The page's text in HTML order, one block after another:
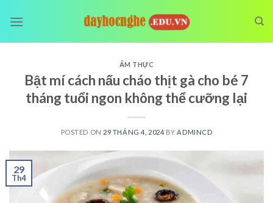
ẨM THỰC
Bật mí cách nấu cháo thịt gà cho bé 7
tháng tuổi ngon không thể cưỡng lại
POSTED ON 29 THÁNG 4, 2024 BY ADMINCD
29
Th4